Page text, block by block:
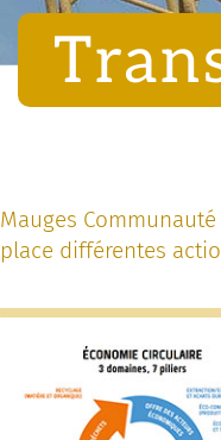
Mauges
place différentes